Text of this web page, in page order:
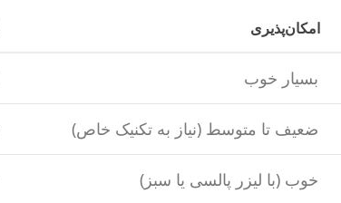
امکان‌پذیری
بسیار خوب
ضعیف تا متوسط (نیاز به تکنیک خاص)
خوب (با لیزر پالسی یا سبز)